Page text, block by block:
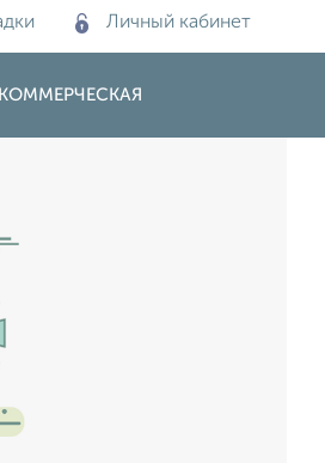
Личный кабинет
КОММЕРЧЕСКАЯ